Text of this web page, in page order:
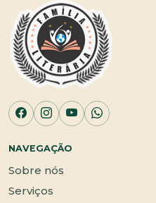
NAVEGAÇÃO
Sobre nós
Serviços